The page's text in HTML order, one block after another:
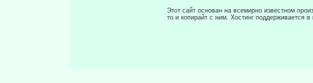
Этот сайт основан на всемирно известном
то и копирайт с ним. Хостинг поддерживается